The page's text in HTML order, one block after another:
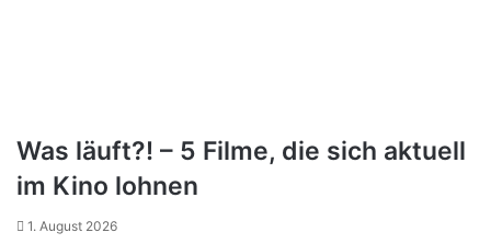
Was läuft?! – 5 Filme, die sich aktuell
im Kino lohnen
1. August 2026